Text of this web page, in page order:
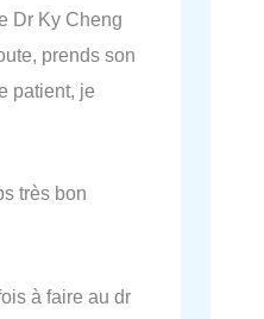
Dr Ky Cheng
prends son
patient, je
très bon
à faire au dr